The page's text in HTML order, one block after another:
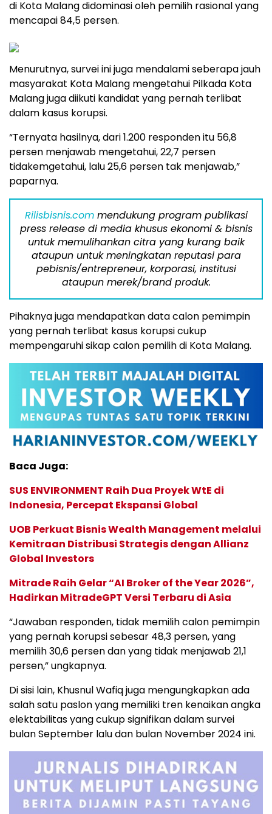
di Kota Malang didominasi oleh pemilih rasional yang
mencapai 84,5 persen.
Menurutnya, survei ini juga mendalami seberapa jauh
masyarakat Kota Malang mengetahui Pilkada Kota
Malang juga diikuti kandidat yang pernah terlibat
dalam kasus korupsi.
“Ternyata hasilnya, dari 1.200 responden itu 56,8
persen menjawab mengetahui, 22,7 persen
tidakemgetahui, lalu 25,6 persen tak menjawab,”
paparnya.
Rilisbisnis.commendukung program publikasi
press release di media khusus ekonomi & bisnis
untuk memulihankan citra yang kurang baik
ataupun untuk meningkatan reputasi para
pebisnis/entrepreneur, korporasi, institusi
ataupun merek/brand produk.
Pihaknya juga mendapatkan data calon pemimpin
yang pernah terlibat kasus korupsi cukup
mempengaruhi sikap calon pemilih di Kota Malang.
Baca Juga:
SUS ENVIRONMENT Raih Dua Proyek WtE di
Indonesia, Percepat Ekspansi Global
UOB Perkuat Bisnis Wealth Management melalui
Kemitraan Distribusi Strategis dengan Allianz
Global Investors
Mitrade Raih Gelar “AI Broker of the Year 2026”,
Hadirkan MitradeGPT Versi Terbaru di Asia
“Jawaban responden, tidak memilih calon pemimpin
yang pernah korupsi sebesar 48,3 persen, yang
memilih 30,6 persen dan yang tidak menjawab 21,1
persen,” ungkapnya.
Di sisi lain, Khusnul Wafiq juga mengungkapkan ada
salah satu paslon yang memiliki tren kenaikan angka
elektabilitas yang cukup signifikan dalam survei
bulan September lalu dan bulan November 2024 ini.